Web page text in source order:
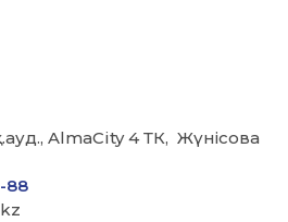
AlmaCity 4 ТК, Жүнісова
88